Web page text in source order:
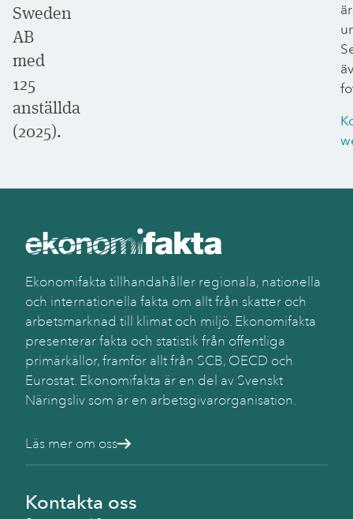
Sweden
AB
med
125
anställda
(2025).
är
Ekonomifakta tillhandahåller regionala, nationella
och internationella fakta om allt från skatter och
arbetsmarknad till klimat och miljö. Ekonomifakta
presenterar fakta och statistik från offentliga
primärkällor, framför allt från SCB, OECD och
Eurostat. Ekonomifakta är en del av Svenskt
Näringsliv som är en arbetsgivarorganisation.
Läs mer om oss
Kontakta oss